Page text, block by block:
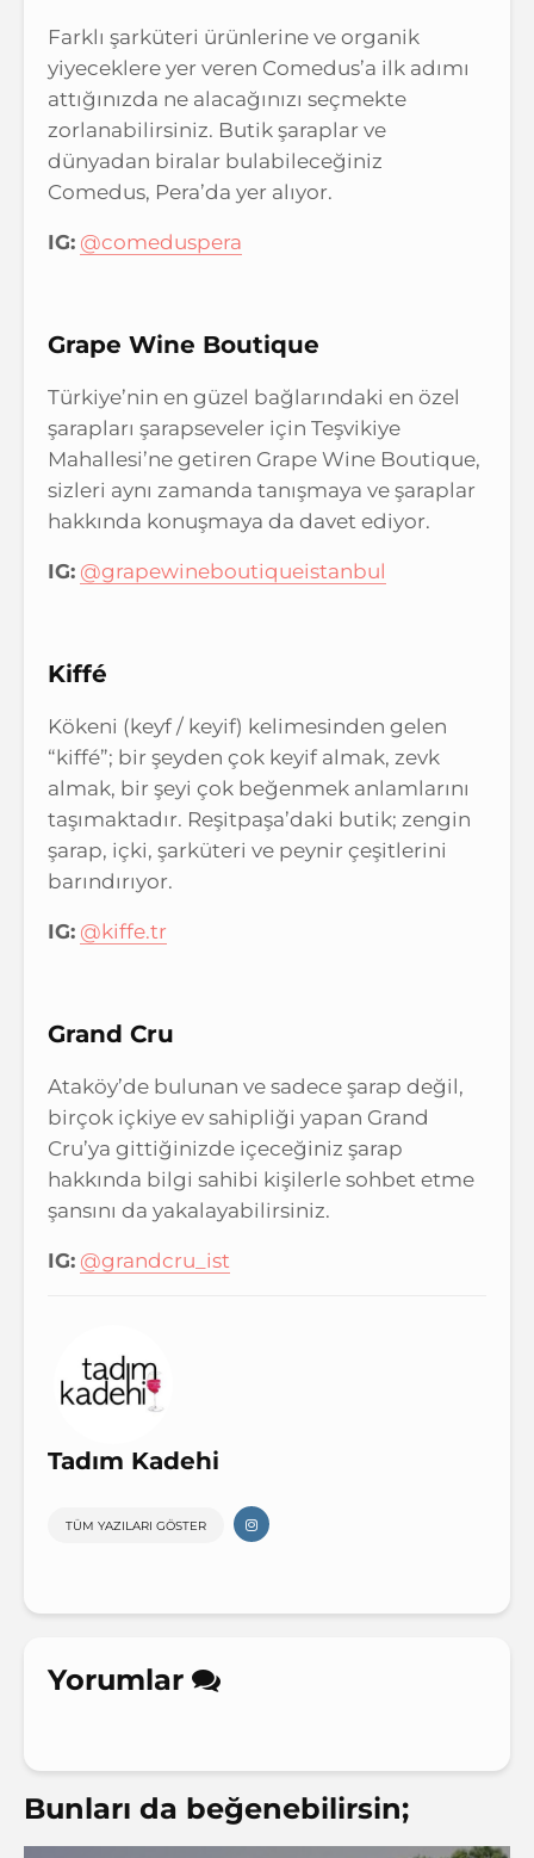
Farklı şarküteri ürünlerine ve organik
yiyeceklere yer veren Comedus’a ilk adımı
attığınızda ne alacağınızı seçmekte
zorlanabilirsiniz. Butik şaraplar ve
dünyadan biralar bulabileceğiniz
Comedus, Pera’da yer alıyor.
IG: @comeduspera
Grape Wine Boutique
Türkiye’nin en güzel bağlarındaki en özel
şarapları şarapseveler için Teşvikiye
Mahallesi’ne getiren Grape Wine Boutique,
sizleri aynı zamanda tanışmaya ve şaraplar
hakkında konuşmaya da davet ediyor.
IG: @grapewineboutiqueistanbul
Kiffé
Kökeni (keyf / keyif) kelimesinden gelen
“kiffé”; bir şeyden çok keyif almak, zevk
almak, bir şeyi çok beğenmek anlamlarını
taşımaktadır. Reşitpaşa’daki butik; zengin
şarap, içki, şarküteri ve peynir çeşitlerini
barındırıyor.
IG: @kiffe.tr
Grand Cru
Ataköy’de bulunan ve sadece şarap değil,
birçok içkiye ev sahipliği yapan Grand
Cru’ya gittiğinizde içeceğiniz şarap
hakkında bilgi sahibi kişilerle sohbet etme
şansını da yakalayabilirsiniz.
IG: @grandcru_ist
Tadım Kadehi
TÜM YAZILARI GÖSTER
Yorumlar
Bunları da beğenebilirsin;